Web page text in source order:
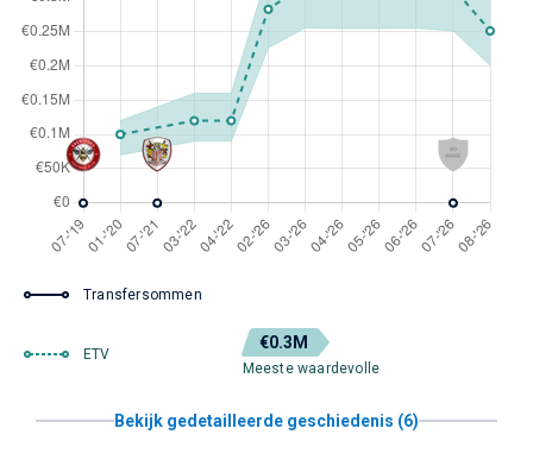
Transfersommen
ETV
€0.3M
Meeste waardevolle
Bekijk gedetailleerde geschiedenis (6)